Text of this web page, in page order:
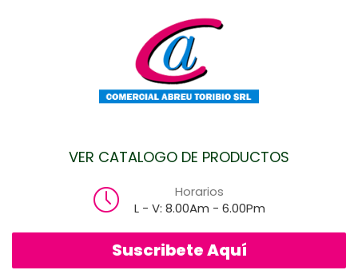
VER CATALOGO DE PRODUCTOS
Horarios
L - V: 8.00Am - 6.00Pm
Suscribete Aquí